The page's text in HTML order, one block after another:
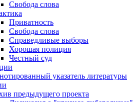
Свобода слова
Приватность
Свобода слова
Справедливые выборы
Хорошая полиция
Честный суд
указатель литературы
предыдущего проекта